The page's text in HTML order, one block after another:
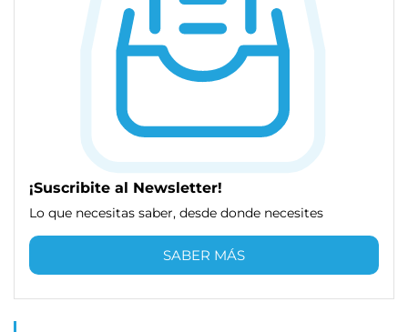
¡Suscribite al Newsletter!
Lo que necesitas saber, desde donde necesites
SABER MÁS